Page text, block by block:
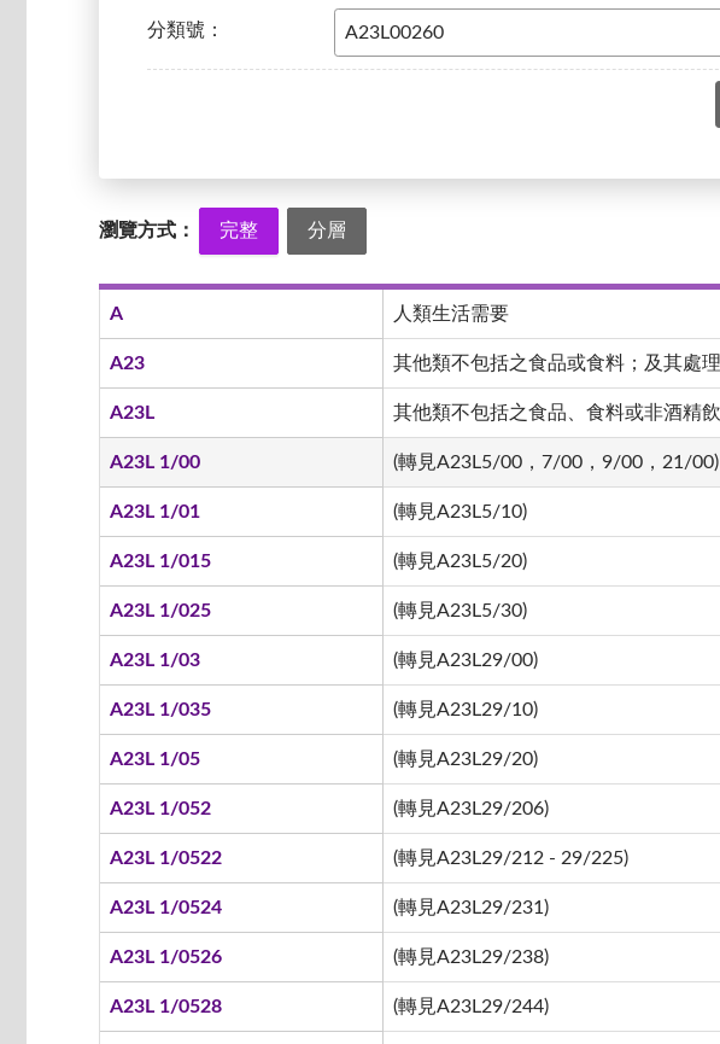
分類號：
瀏覽方式： 完整 分層
A 人類生活需要
A23 其他類不包括之食品或食料；及其處理
A23L 其他類不包括之食品、食料或非酒精
A23L 1/00 (轉見A23L5/00，7/00，9/00，21/00)
A23L 1/01 (轉見A23L5/10)
A23L 1/015 (轉見A23L5/20)
A23L 1/025 (轉見A23L5/30)
A23L 1/03 (轉見A23L29/00)
A23L 1/035 (轉見A23L29/10)
A23L 1/05 (轉見A23L29/20)
A23L 1/052 (轉見A23L29/206)
A23L 1/0522 (轉見A23L29/212 - 29/225)
A23L 1/0524 (轉見A23L29/231)
A23L 1/0526 (轉見A23L29/238)
A23L 1/0528 (轉見A23L29/244)